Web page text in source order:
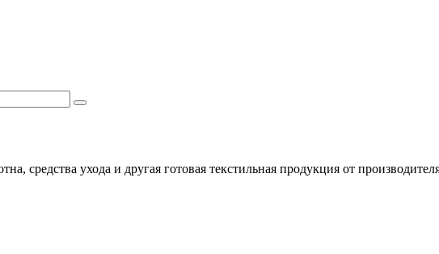
средства ухода и другая готовая текстильная продукция от